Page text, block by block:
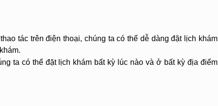
tác trên điện thoại, chúng ta có thể dễ dàng đặt lịch khám
ta có thể đặt lịch khám bất kỳ lúc nào và ở bất kỳ địa điểm